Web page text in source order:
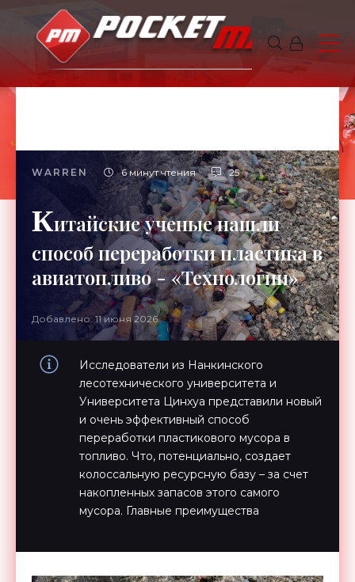
WARREN 6 минут чтения 25
Китайские ученые нашли
способ переработки пластика в
авиатопливо - «Технологии»
Добавлено: 11 июня 2026
Исследователи из Нанкинского
лесотехнического университета и
Университета Цинхуа представили новый
и очень эффективный способ
переработки пластикового мусора в
топливо. Что, потенциально, создает
колоссальную ресурсную базу – за счет
накопленных запасов этого самого
мусора. Главные преимущества